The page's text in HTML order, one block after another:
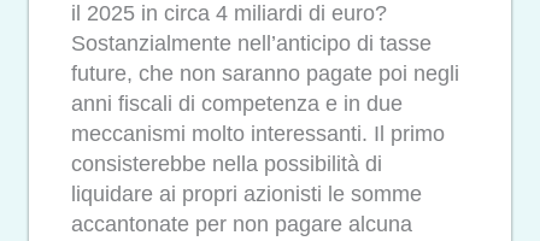
il 2025 in circa 4 miliardi di euro?
Sostanzialmente nell’anticipo di tasse
future, che non saranno pagate poi negli
anni fiscali di competenza e in due
meccanismi molto interessanti. Il primo
consisterebbe nella possibilità di
liquidare ai propri azionisti le somme
accantonate per non pagare alcuna